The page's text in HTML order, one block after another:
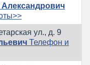
ул., д. 9
Телефон и